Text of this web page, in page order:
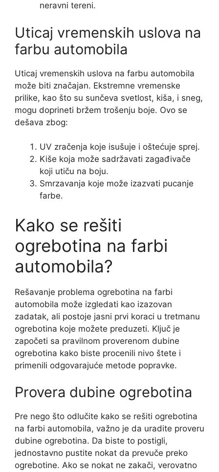
neravni tereni.
Uticaj vremenskih uslova na
farbu automobila
Uticaj vremenskih uslova na farbu automobila
može biti značajan. Ekstremne vremenske
prilike, kao što su sunčeva svetlost, kiša, i sneg,
mogu doprineti bržem trošenju boje. Ovo se
dešava zbog:
UV zračenja koje isušuje i oštećuje sprej.
Kiše koja može sadržavati zagađivače
koji utiču na boju.
Smrzavanja koje može izazvati pucanje
farbe.
Kako se rešiti
ogrebotina na farbi
automobila?
Rešavanje problema ogrebotina na farbi
automobila može izgledati kao izazovan
zadatak, ali postoje jasni prvi koraci u tretmanu
ogrebotina koje možete preduzeti. Ključ je
započeti sa pravilnom proverenom dubine
ogrebotina kako biste procenili nivo štete i
primenili odgovarajuće metode popravke.
Provera dubine ogrebotina
Pre nego što odlučite kako se rešiti ogrebotina
na farbi automobila, važno je da uradite proveru
dubine ogrebotina. Da biste to postigli,
jednostavno pustite nokat da prevuče preko
ogrebotine. Ako se nokat ne zakači, verovatno